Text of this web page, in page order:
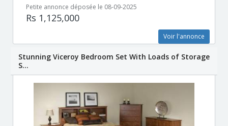
Petite annonce déposée le 08-09-2025
Rs 1,125,000
Voir l'annonce
Stunning Viceroy Bedroom Set With Loads of Storage
S...